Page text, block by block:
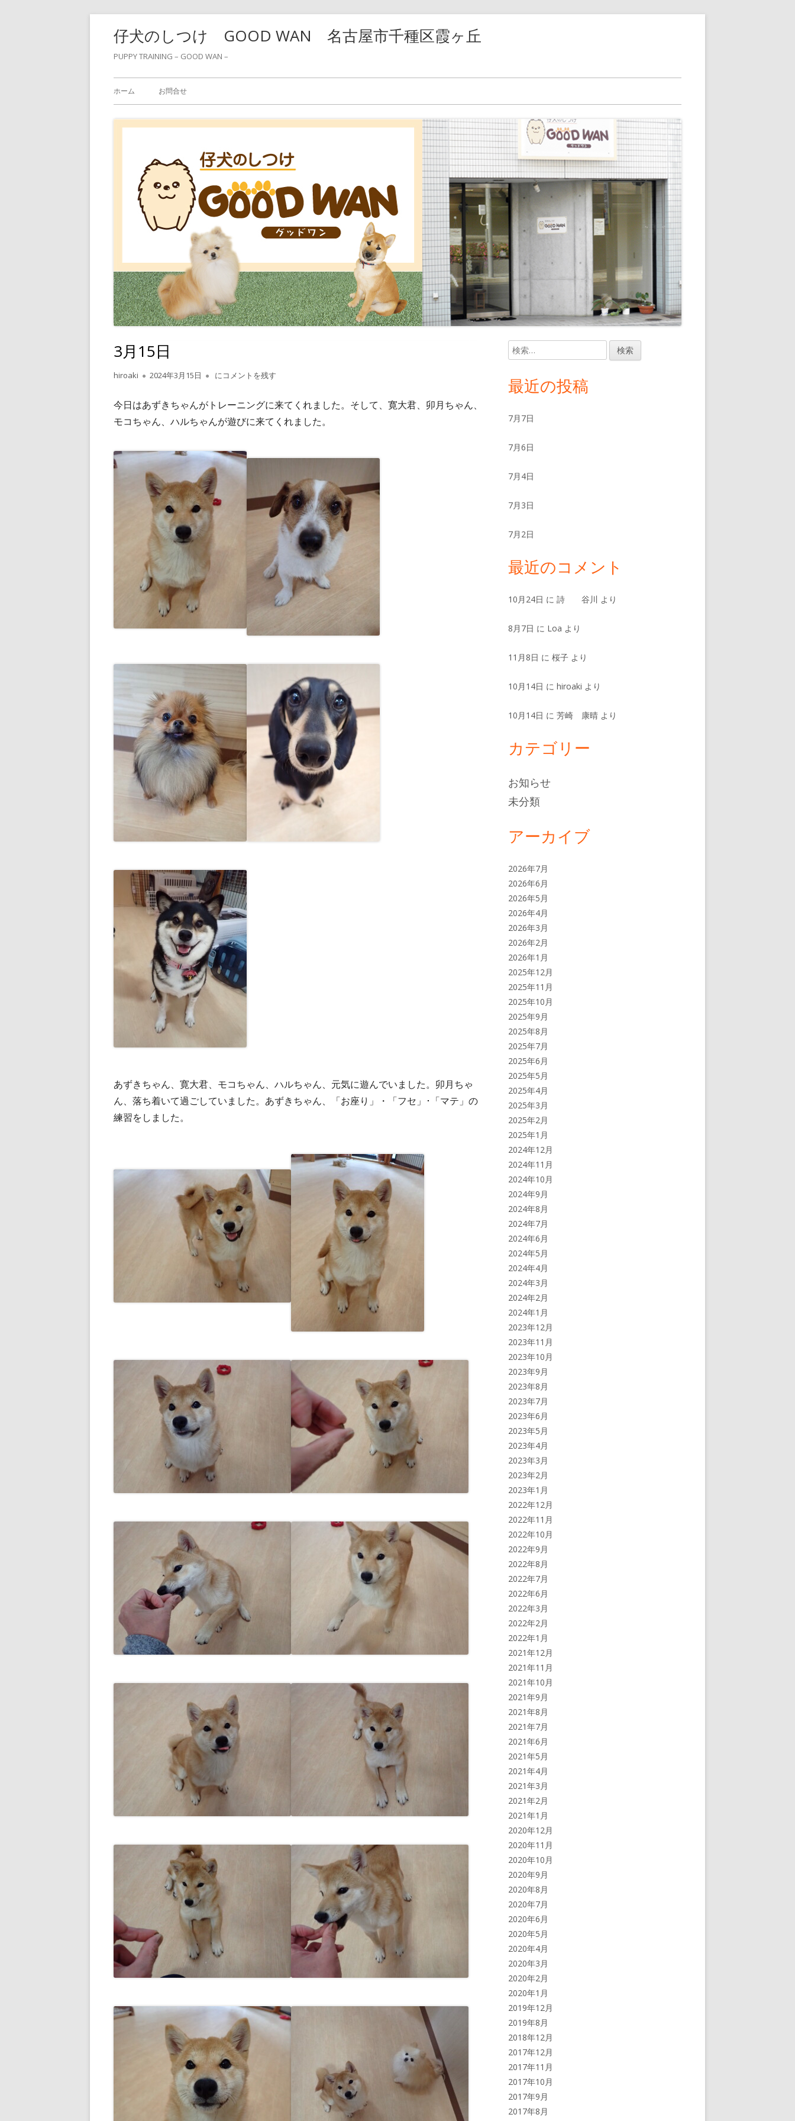
仔犬のしつけ GOOD WAN 名古屋市千種区霞ヶ丘
PUPPY TRAINING – GOOD WAN –
メ
イ
ホーム お問合せ
3月15日
作
者
hiroaki
公
日
2024年3月15日 3月15日
にコメントを残す
今日はあずきちゃんがトレーニングに来てくれました。そして、寛大君、卯月ちゃん、
モコちゃん、ハルちゃんが遊びに来てくれました。
あずきちゃん、寛大君、モコちゃん、ハルちゃん、元気に遊んでいました。卯月ちゃ
ん、落ち着いて過ごしていました。あずきちゃん、「お座り」・「フセ」･「マテ」の
練習をしました。
メ
イ
サ
イ
ド
バ
ー
検
索:
最近の投稿
7月7日
7月6日
7月4日
7月3日
7月2日
最近のコメント
10月24日 に詩 谷川 より
8月7日 に Loa より
11月8日 に桜子 より
10月14日 にhiroaki より
10月14日 に芳崎 康晴 より
カテゴリー
お知らせ
未分類
アーカイブ
2026年7月
2026年6月
2026年5月
2026年4月
2026年3月
2026年2月
2026年1月
2025年12月
2025年11月
2025年10月
2025年9月
2025年8月
2025年7月
2025年6月
2025年5月
2025年4月
2025年3月
2025年2月
2025年1月
2024年12月
2024年11月
2024年10月
2024年9月
2024年8月
2024年7月
2024年6月
2024年5月
2024年4月
2024年3月
2024年2月
2024年1月
2023年12月
2023年11月
2023年10月
2023年9月
2023年8月
2023年7月
2023年6月
2023年5月
2023年4月
2023年3月
2023年2月
2023年1月
2022年12月
2022年11月
2022年10月
2022年9月
2022年8月
2022年7月
2022年6月
2022年3月
2022年2月
2022年1月
2021年12月
2021年11月
2021年10月
2021年9月
2021年8月
2021年7月
2021年6月
2021年5月
2021年4月
2021年3月
2021年2月
2021年1月
2020年12月
2020年11月
2020年10月
2020年9月
2020年8月
2020年7月
2020年6月
2020年5月
2020年4月
2020年3月
2020年2月
2020年1月
2019年12月
2019年8月
2018年12月
2017年12月
2017年11月
2017年10月
2017年9月
2017年8月